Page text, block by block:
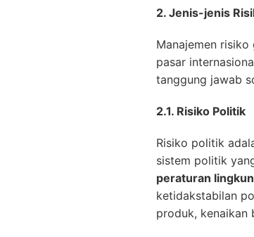
2. Jenis-jenis
Manajemen
pasar
tanggung jawab
2.1. Risiko Politik
Risiko politik
sistem politik
peraturan
ketidakstabilan
produk, kenaikan